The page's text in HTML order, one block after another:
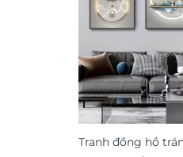
Tranh đồng hồ